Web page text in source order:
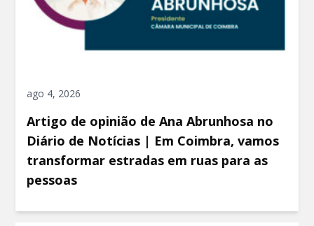
ago 4, 2026
Artigo de opinião de Ana Abrunhosa no
Diário de Notícias | Em Coimbra, vamos
transformar estradas em ruas para as
pessoas